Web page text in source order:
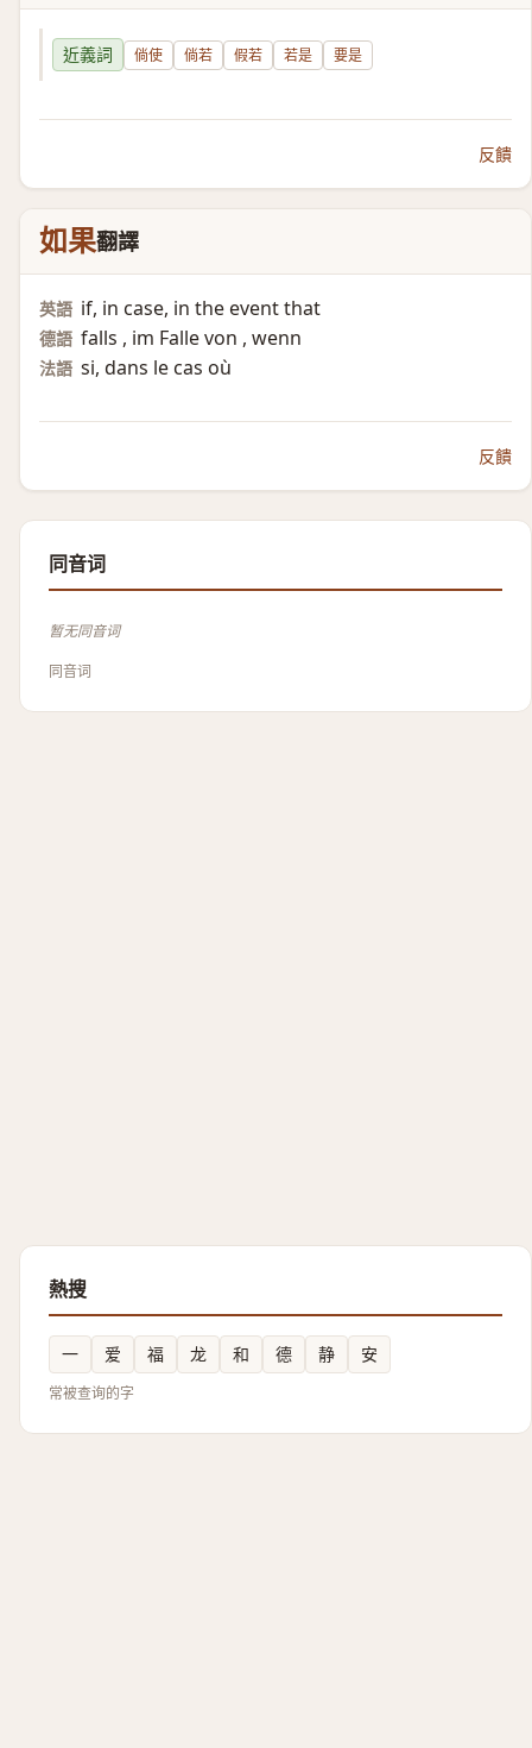
近義詞 倘使 倘若 假若 若是 要是
反饋
如果翻譯
英語 if, in case, in the event that
德語 falls , im Falle von , wenn
法語 si, dans le cas où
反饋
同音词
暂无同音词
同音词
熱搜
一 爱 福 龙 和 德 静 安
常被查询的字